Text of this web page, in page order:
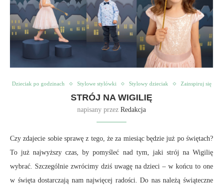
Dzieciak po godzinach Stylowe stylówki Stylowy dzieciak Zainspiruj się
STRÓJ NA WIGILIĘ
napisany przez Redakcja
Czy zdajecie sobie sprawę z tego, że za miesiąc będzie już po świętach?
To już najwyższy czas, by pomyśleć nad tym, jaki strój na Wigilię
wybrać. Szczególnie zwrócimy dziś uwagę na dzieci – w końcu to one
w święta dostarczają nam najwięcej radości. Do nas należą świąteczne